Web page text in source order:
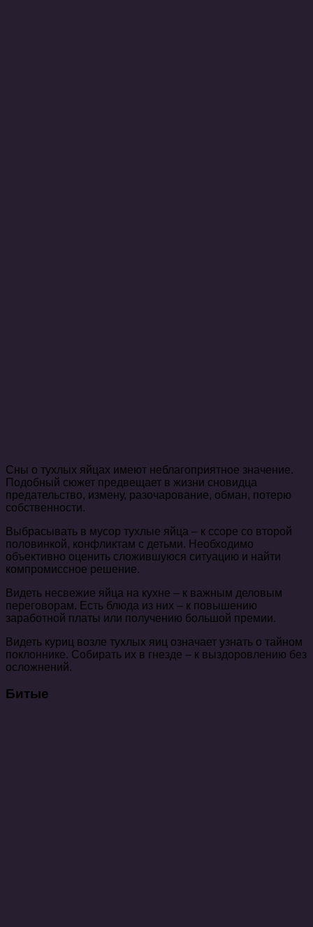
Сны о тухлых яйцах имеют неблагоприятное значение.
Подобный сюжет предвещает в жизни сновидца
предательство, измену, разочарование, обман, потерю
собственности.
Выбрасывать в мусор тухлые яйца – к ссоре со второй
половинкой, конфликтам с детьми. Необходимо
объективно оценить сложившуюся ситуацию и найти
компромиссное решение.
Видеть несвежие яйца на кухне – к важным деловым
переговорам. Есть блюда из них – к повышению
заработной платы или получению большой премии.
Видеть куриц возле тухлых яиц означает узнать о тайном
поклоннике. Собирать их в гнезде – к выздоровлению без
осложнений.
Битые